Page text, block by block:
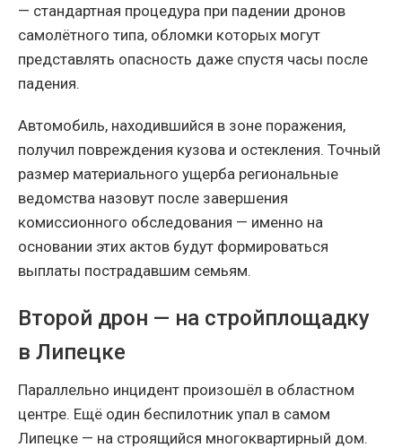
— стандартная процедура при падении дронов
самолётного типа, обломки которых могут
представлять опасность даже спустя часы после
падения.
Автомобиль, находившийся в зоне поражения,
получил повреждения кузова и остекления. Точный
размер материального ущерба региональные
ведомства назовут после завершения
комиссионного обследования — именно на
основании этих актов будут формироваться
выплаты пострадавшим семьям.
Второй дрон — на стройплощадку
в Липецке
Параллельно инцидент произошёл в областном
центре. Ещё один беспилотник упал в самом
Липецке — на строящийся многоквартирный дом.